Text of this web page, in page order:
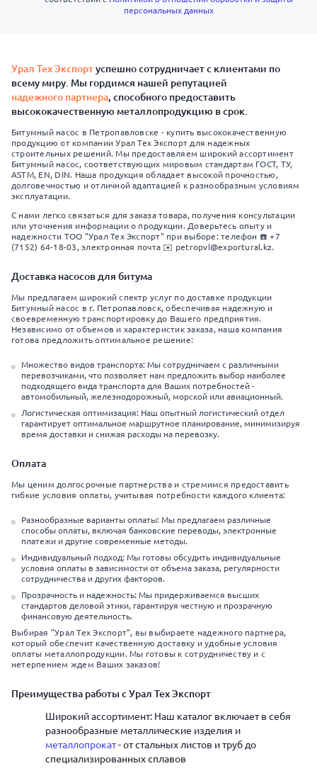
персональных данных
Урал Тех Экспортуспешно сотрудничает с клиентами по
всему миру. Мы гордимся нашей репутацией
надежного партнера, способного предоставить
высококачественную металлопродукцию в срок.
Битумный насос в Петропавловске - купить высококачественную
продукцию от компании Урал Тех Экспорт для надежных
строительных решений. Мы предоставляем широкий ассортимент
Битумный насос, соответствующих мировым стандартам ГОСТ, ТУ,
ASTM, EN, DIN. Наша продукция обладает высокой прочностью,
долговечностью и отличной адаптацией к разнообразным условиям
эксплуатации.
С нами легко связаться для заказа товара, получения консультации
или уточнения информации о продукции. Доверьтесь опыту и
надежности ТОО "Урал Тех Экспорт" при выборе: телефон ☎️ +7
(7152) 64-18-03, электронная почта ✉️ petropvl@exportural.kz.
Доставка насосов для битума
Мы предлагаем широкий спектр услуг по доставке продукции
Битумный насос в г. Петропавловск, обеспечивая надежную и
своевременную транспортировку до Вашего предприятия.
Независимо от объемов и характеристик заказа, наша компания
готова предложить оптимальное решение:
Множество видов транспорта: Мы сотрудничаем с различными
перевозчиками, что позволяет нам предложить выбор наиболее
подходящего вида транспорта для Ваших потребностей -
автомобильный, железнодорожный, морской или авиационный.
Логистическая оптимизация: Наш опытный логистический отдел
гарантирует оптимальное маршрутное планирование, минимизируя
время доставки и снижая расходы на перевозку.
Оплата
Мы ценим долгосрочные партнерства и стремимся предоставить
гибкие условия оплаты, учитывая потребности каждого клиента:
Разнообразные варианты оплаты: Мы предлагаем различные
способы оплаты, включая банковские переводы, электронные
платежи и другие современные методы.
Индивидуальный подход: Мы готовы обсудить индивидуальные
условия оплаты в зависимости от объема заказа, регулярности
сотрудничества и других факторов.
Прозрачность и надежность: Мы придерживаемся высших
стандартов деловой этики, гарантируя честную и прозрачную
финансовую деятельность.
Выбирая "Урал Тех Экспорт", вы выбираете надежного партнера,
который обеспечит качественную доставку и удобные условия
оплаты металлопродукции. Мы готовы к сотрудничеству и с
нетерпением ждем Ваших заказов!
Преимущества работы с Урал Тех Экспорт
Широкий ассортимент: Наш каталог включает в себя
разнообразные металлические изделия и
металлопрокат- от стальных листов и труб до
специализированных сплавов